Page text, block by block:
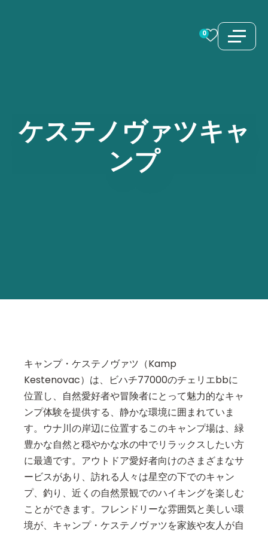
0
ケステノヴァツキャ
ンプ
キャンプ・ケステノヴァツ（Kamp
Kestenovac）は、ビハチ77000のチェリエbbに
位置し、自然愛好者や冒険者にとって魅力的なキャ
ンプ体験を提供する、静かな環境に囲まれていま
す。ウナ川の岸辺に位置するこのキャンプ場は、緑
豊かな自然と穏やかな水の中でリラックスしたい方
に最適です。アウトドア愛好者向けのさまざまなサ
ービスがあり、訪れる人々は星空の下でのキャン
プ、釣り、近くの自然景観でのハイキングを楽しむ
ことができます。フレンドリーな雰囲気と美しい環
境が、キャンプ・ケステノヴァツを家族や友人が自